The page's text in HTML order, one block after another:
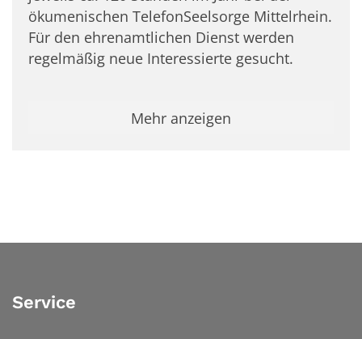
ökumenischen TelefonSeelsorge Mittelrhein.
Für den ehrenamtlichen Dienst werden
regelmäßig neue Interessierte gesucht.
Mehr anzeigen
Service